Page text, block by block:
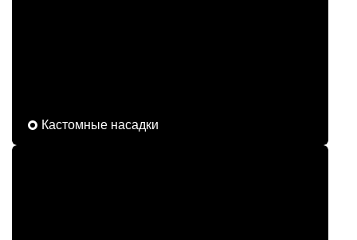
Кастомные насадки